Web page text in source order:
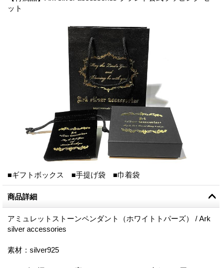
ット
■ギフトボックス ■手提げ袋 ■巾着袋
商品詳細
アミュレットストーンペンダント（ホワイトトパーズ） / Ark
silver accessories
素材：silver925